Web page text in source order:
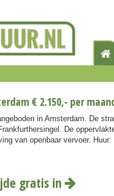
€ 2.150,- per
in Amsterdam. De
De
van openbaar vervoer.
gratis in